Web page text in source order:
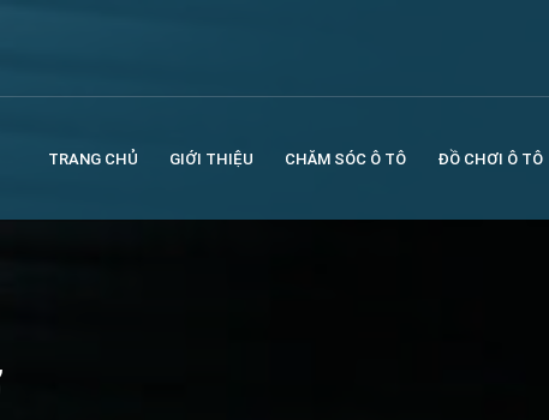
TRANG CHỦ GIỚI THIỆU CHĂM SÓC Ô TÔ ĐỒ CHƠI Ô TÔ